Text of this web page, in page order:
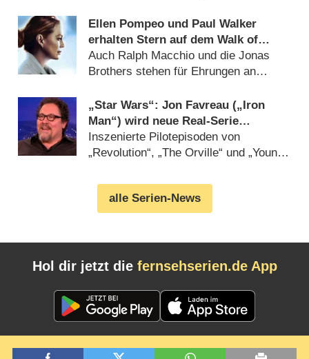
Ellen Pompeo und Paul Walker
erhalten Stern auf dem Walk of
Fame
Auch Ralph Macchio und die Jonas
Brothers stehen für Ehrungen an
„Star Wars“: Jon Favreau („Iron
Man“) wird neue Real-Serie
schreiben und produzieren
Inszenierte Pilotepisoden von
„Revolution“, „The Orville“ und „Young
alle Serien-News
Hol dir jetzt die fernsehserien.de App